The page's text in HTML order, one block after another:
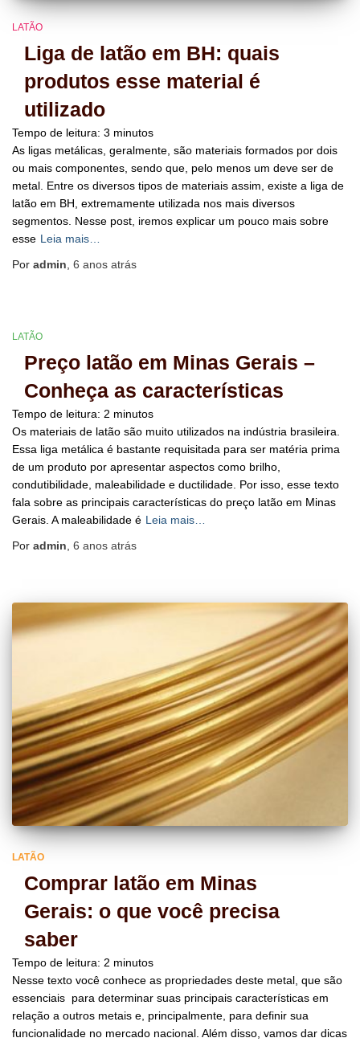
LATÃO
Liga de latão em BH: quais
produtos esse material é
utilizado
Tempo de leitura: 3 minutos
As ligas metálicas, geralmente, são materiais formados por dois
ou mais componentes, sendo que, pelo menos um deve ser de
metal. Entre os diversos tipos de materiais assim, existe a liga de
latão em BH, extremamente utilizada nos mais diversos
segmentos. Nesse post, iremos explicar um pouco mais sobre
esse Leia mais…
Por admin 6 anos atrás
LATÃO
Preço latão em Minas Gerais –
Conheça as características
Tempo de leitura: 2 minutos
Os materiais de latão são muito utilizados na indústria brasileira.
Essa liga metálica é bastante requisitada para ser matéria prima
de um produto por apresentar aspectos como brilho,
condutibilidade, maleabilidade e ductilidade. Por isso, esse texto
fala sobre as principais características do preço latão em Minas
Gerais. A maleabilidade é Leia mais…
Por admin 6 anos atrás
LATÃO
Comprar latão em Minas
Gerais: o que você precisa
saber
Tempo de leitura: 2 minutos
Nesse texto você conhece as propriedades deste metal, que são
essenciais para determinar suas principais características em
relação a outros metais e, principalmente, para definir sua
funcionalidade no mercado nacional. Além disso, vamos dar dicas